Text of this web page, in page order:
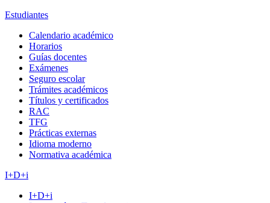
Estudiantes
Calendario académico
Horarios
Guías docentes
Exámenes
Seguro escolar
Trámites académicos
Títulos y certificados
RAC
TFG
Prácticas externas
Idioma moderno
Normativa académica
I+D+i
I+D+i